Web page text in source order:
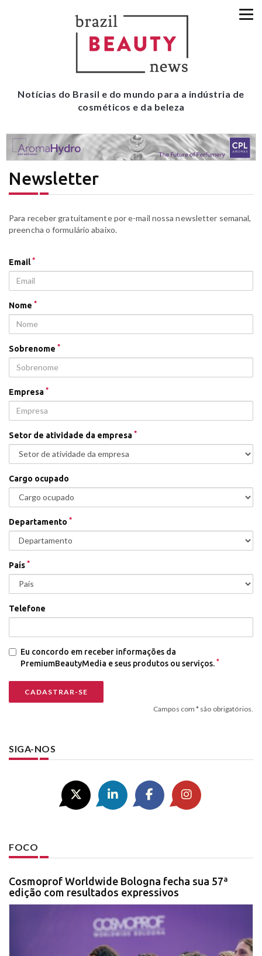
Notícias do Brasil e do mundo para a indústria de
cosméticos e da beleza
Newsletter
Para receber gratuitamente por e-mail nossa newsletter semanal,
preencha o formulário abaixo.
Email*
Nome *
Sobrenome *
Empresa *
Setor de atividade da empresa *
Cargo ocupado
Departamento *
País *
Telefone
Eu concordo em receber informações da
PremiumBeautyMedia e seus produtos ou serviços. *
Campos com * são obrigatórios.
SIGA-NOS
FOCO
Cosmoprof Worldwide Bologna fecha sua 57ª
edição com resultados expressivos